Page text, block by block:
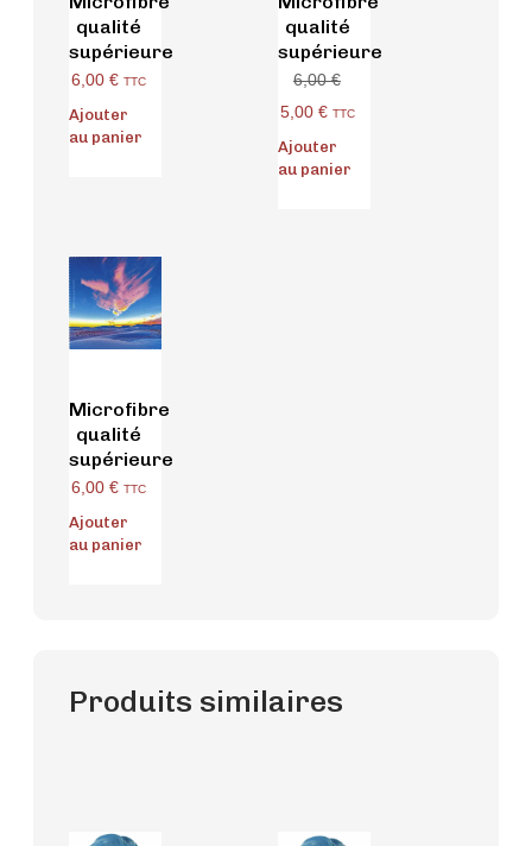
qualité
supérieure
6,00 € TTC
Ajouter
au panier
qualité
supérieure
6,00€
5,00 € TTC
Ajouter
au panier
Microfibre
qualité
supérieure
6,00 € TTC
Ajouter
au panier
Produits similaires